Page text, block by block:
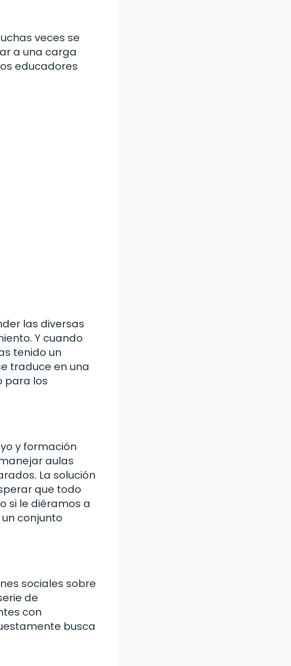
veces se
a una carga
educadores
las diversas
Y cuando
tenido un
traduce en una
para los
y formación
aulas
La solución
que todo
si le diéramos a
conjunto
sociales sobre
de
con
busca